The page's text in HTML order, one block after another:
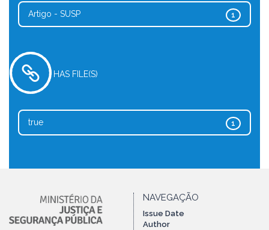
1
Artigo - SUSP
HAS FILE(S)
1
true
NAVEGAÇÃO
Issue Date
Author